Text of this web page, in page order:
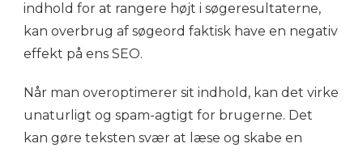
indhold for at rangere højt i søgeresultaterne,
kan overbrug af søgeord faktisk have en negativ
effekt på ens SEO.
Når man overoptimerer sit indhold, kan det virke
unaturligt og spam-agtigt for brugerne. Det
kan gøre teksten svær at læse og skabe en